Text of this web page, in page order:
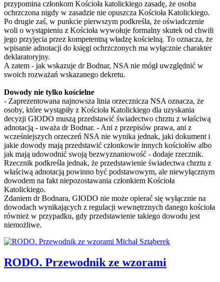
przypomina członkom Kościoła katolickiego zasadę, że osoba
ochrzczona nigdy w zasadzie nie opuszcza Kościoła Katolickiego.
Po drugie zaś, w punkcie pierwszym podkreśla, że oświadczenie
woli o wystąpieniu z Kościoła wywołuje formalny skutek od chwili
jego przyjęcia przez kompetentną władzę kościelną. To oznacza, że
wpisanie adnotacji do księgi ochrzczonych ma wyłącznie charakter
deklaratoryjny.
A zatem - jak wskazuje dr Bodnar, NSA nie mógł uwzględnić w
swoich rozważań wskazanego dekretu.
Dowody nie tylko kościelne
- Zaprezentowana najnowsza linia orzecznicza NSA oznacza, że
osoby, które wystąpiły z Kościoła Katolickiego dla uzyskania
decyzji GIODO muszą przedstawić świadectwo chrztu z właściwą
adnotacją - uważa dr Bodnar. - Ani z przepisów prawa, ani z
wcześniejszych orzeczeń NSA nie wynika jednak, jaki dokument i
jakie dowody mają przedstawić członkowie innych kościołów albo
jak mają udowodnić swoją bezwyznaniowość - dodaje rzecznik.
Rzecznik podkreśla jednak, że przedstawienie świadectwa chrztu z
właściwą adnotacją powinno być podstawowym, ale niewyłącznym
dowodem na fakt niepozostawania członkiem Kościoła
Katolickiego.
Zdaniem dr Bodnara, GIODO nie może opierać się wyłącznie na
dowodach wynikających z regulacji wewnętrznych danego kościoła
również w przypadku, gdy przedstawienie takiego dowodu jest
niemożliwe.
RODO. Przewodnik ze wzorami